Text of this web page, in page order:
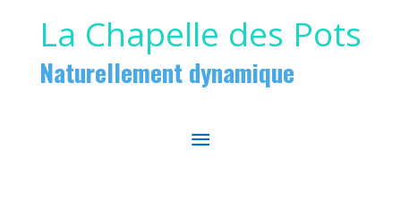
La Chapelle des Pots
Naturellement dynamique
MENU